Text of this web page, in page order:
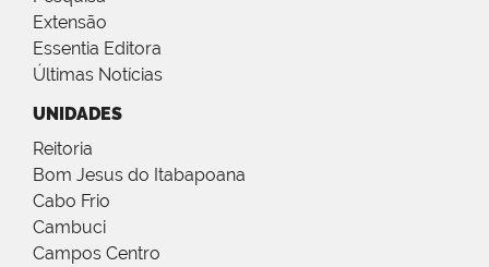
Extensão
Essentia Editora
Últimas Notícias
UNIDADES
Reitoria
Bom Jesus do Itabapoana
Cabo Frio
Cambuci
Campos Centro